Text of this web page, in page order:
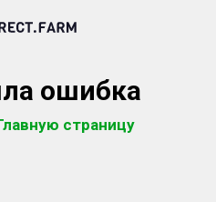
ошибка
страницу